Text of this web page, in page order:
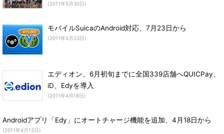
(2011年5月30日)
モバイルSuicaのAndroid対応、7月23日から
(2011年5月23日)
エディオン、6月初旬までに全国339店舗へQUICPay、
iD、Edyを導入
(2011年4月18日)
Androidアプリ「Edy」にオートチャージ機能を追加、4月18日から
(2011年4月12日)